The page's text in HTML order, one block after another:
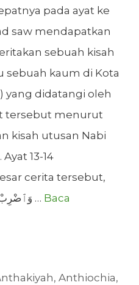
pada ayat ke
saw mendapatkan
sebuah kisah
sebuah kaum di Kota
yang didatangi oleh
tersebut menurut
kisah utusan Nabi
13-14
cerita tersebut,
ayat tersebut adalah: وَٱضْرِبْ … Baca
,Anthiochia,